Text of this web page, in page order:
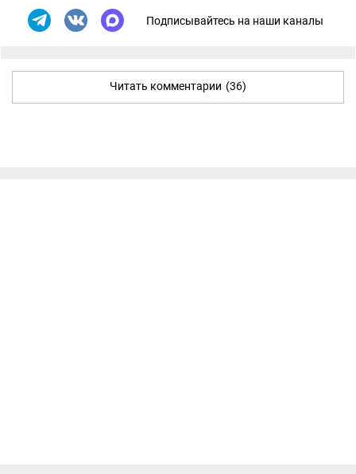
Подписывайтесь на наши каналы
Читать комментарии (36)